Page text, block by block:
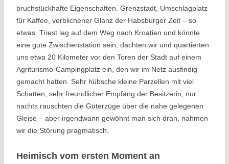
bruchstückhafte Eigenschaften. Grenzstadt, Umschlagplatz
für Kaffee, verblichener Glanz der Habsburger Zeit – so
etwas. Triest lag auf dem Weg nach Kroatien und könnte
eine gute Zwischenstation sein, dachten wir und quartierten
uns etwa 20 Kilometer vor den Toren der Stadt auf einem
Agriturismo-Campingplatz ein, den wir im Netz ausfindig
gemacht hatten. Sehr hübsche kleine Parzellen mit viel
Schatten, sehr freundlicher Empfang der Besitzerin, nur
nachts rauschten die Güterzüge über die nahe gelegenen
Gleise – aber irgendwann gewöhnt man sich dran, nahmen
wir die Störung pragmatisch.
Heimisch vom ersten Moment an